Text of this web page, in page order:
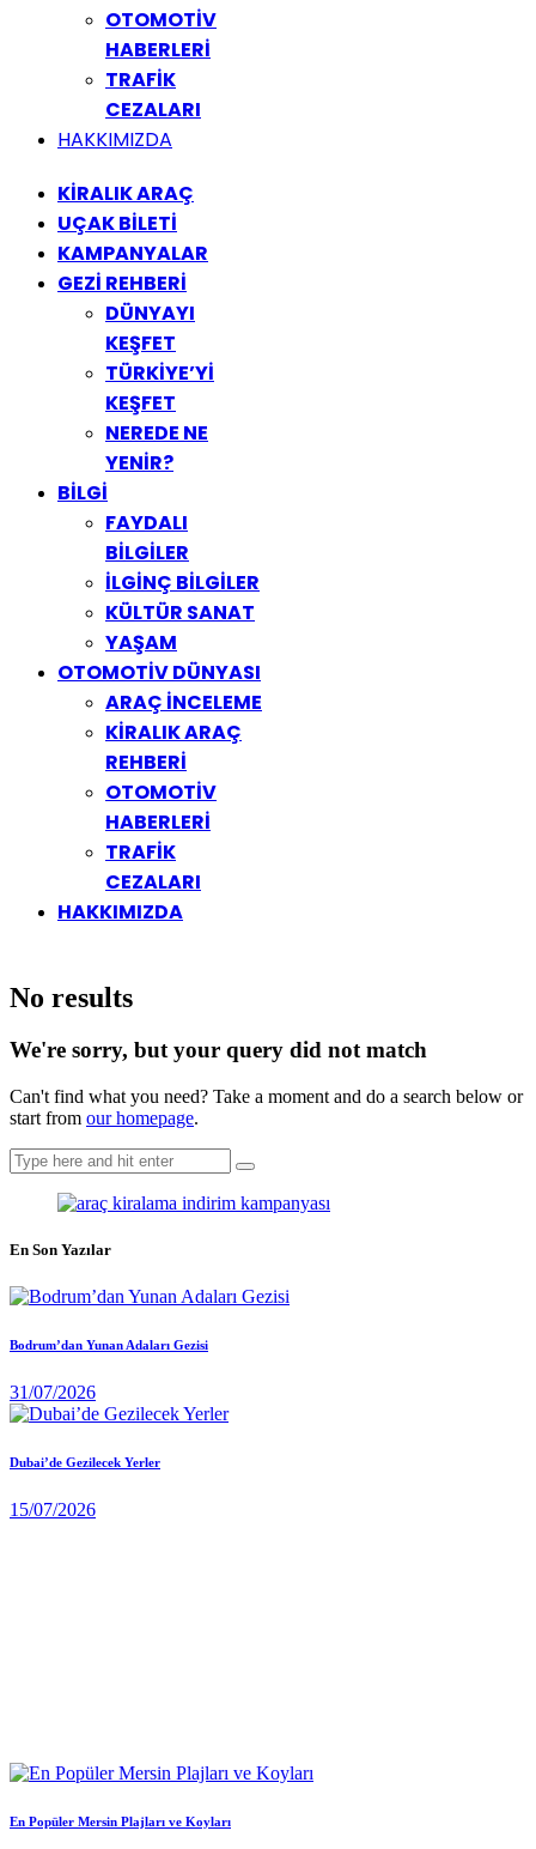
OTOMOTİV
HABERLERİ
TRAFİK
CEZALARI
HAKKIMIZDA
KİRALIK ARAÇ
UÇAK BİLETİ
KAMPANYALAR
GEZİ REHBERİ
DÜNYAYI
KEŞFET
TÜRKİYE’Yİ
KEŞFET
NEREDE NE
YENİR?
BİLGİ
FAYDALI
BİLGİLER
İLGİNÇ BİLGİLER
KÜLTÜR SANAT
YAŞAM
OTOMOTİV DÜNYASI
ARAÇ İNCELEME
KİRALIK ARAÇ
REHBERİ
OTOMOTİV
HABERLERİ
TRAFİK
CEZALARI
HAKKIMIZDA
No results
We're sorry, but your query did not match
Can't find what you need? Take a moment and do a search below or
start from our homepage.
En Son Yazılar
Bodrum’dan Yunan Adaları Gezisi
31/07/2026
Dubai’de Gezilecek Yerler
15/07/2026
En Popüler Mersin Plajları ve Koyları